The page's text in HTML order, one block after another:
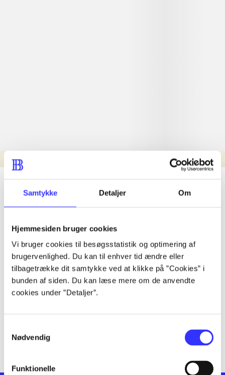
Samtykke Detaljer Om
Hjemmesiden bruger cookies
Vi bruger cookies til besøgsstatistik og optimering af
brugervenlighed. Du kan til enhver tid ændre eller
tilbagetrække dit samtykke ved at klikke på ”Cookies” i
bunden af siden. Du kan læse mere om de anvendte
cookies under ”Detaljer”.
Nødvendig
Funktionelle
Nyhed
lorem ipsum dolor sit amet ...
lorem ipsum dolor sit amet ...
lorem ipsum dolor sit amet ...
lorem ipsum dolor sit amet ...
lorem ipsum dolor sit amet ...
lorem ipsum dolor sit amet ...
lorem ipsum dolor sit amet ...